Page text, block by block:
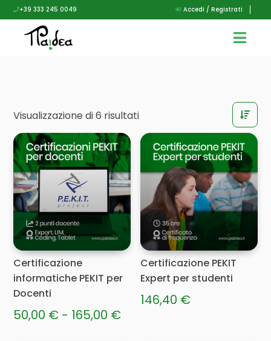
+39 333 245 0049 Accedi / Registrati
Visualizzazione di 6 risultati
Certificazione
informatiche PEKIT per
Docenti
50,00 € - 165,00 €Fascia
Certificazione PEKIT
Expert per studenti
146,40 €